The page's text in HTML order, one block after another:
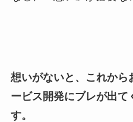
想いがないと、これから
ービス開発にブレが出
す。